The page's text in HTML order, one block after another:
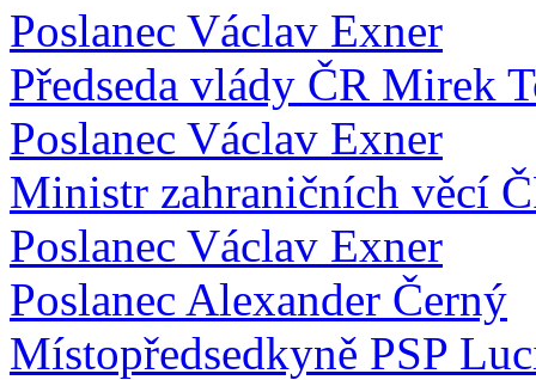
Poslanec Václav Exner
Předseda vlády ČR Mirek
Poslanec Václav Exner
Ministr zahraničních věcí
Poslanec Václav Exner
Poslanec Alexander Černý
Místopředsedkyně PSP